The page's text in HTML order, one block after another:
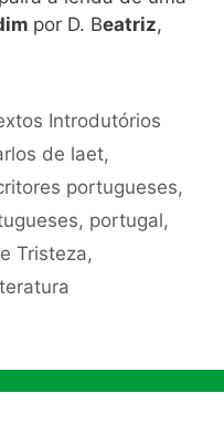
por D. Beatriz,
Introdutórios
de laet,
portugueses,
, portugal,
Tristeza,